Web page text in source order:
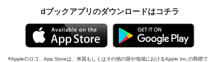
dブックアプリのダウンロードはコチラ
Appleのロゴ、App Storeは、米国もしくはその他の国や地域におけるApple Inc.の商標で